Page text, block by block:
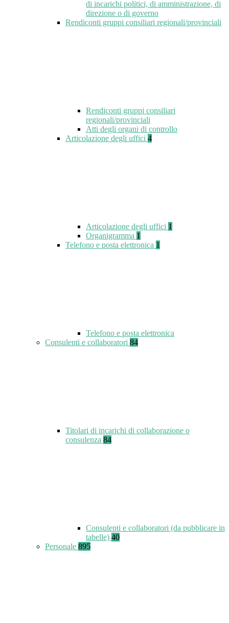
di incarichi politici, di amministrazione, di
direzione o di governo
Rendiconti gruppi consiliari regionali/provinciali
Rendiconti gruppi consiliari
regionali/provinciali
Atti degli organi di controllo
Articolazione degli uffici 4
Articolazione degli uffici 1
Organigramma 1
Telefono e posta elettronica 1
Telefono e posta elettronica
Consulenti e collaboratori 84
Titolari di incarichi di collaborazione o
consulenza 84
Consulenti e collaboratori (da pubblicare in
tabelle) 40
Personale 895